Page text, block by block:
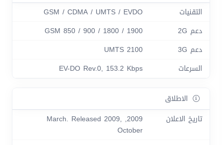
التقنيات
GSM / CDMA / UMTS / EVDO
دعم 2G
GSM 850 / 900 / 1800 / 1900
دعم 3G
UMTS 2100
السرعات
EV-DO Rev.0, 153.2 Kbps
الاطلاق
تاريخ الاعلان
2009, March. Released 2009,
October